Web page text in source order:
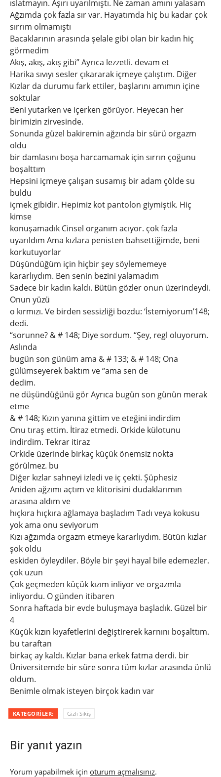
ıslatmayın. Aşırı uyarılmıştı. Ne zaman amını yalasam
Ağzımda çok fazla sır var. Hayatımda hiç bu kadar çok
sırrım olmamıştı
Bacaklarının arasında şelale gibi olan bir kadın hiç
görmedim
Akış, akış, akış gibi” Ayrıca lezzetli. devam et
Harika sıvıyı sesler çıkararak içmeye çalıştım. Diğer
Kızlar da durumu fark ettiler, başlarını amımın içine
soktular
Beni yutarken ve içerken görüyor. Heyecan her
birimizin zirvesinde.
Sonunda güzel bakiremin ağzında bir sürü orgazm
oldu
bir damlasını boşa harcamamak için sırrın çoğunu
boşalttım
Hepsini içmeye çalışan susamış bir adam çölde su
buldu
içmek gibidir. Hepimiz kot pantolon giymiştik. Hiç
kimse
konuşamadık Cinsel organım acıyor. çok fazla
uyarıldım Ama kızlara penisten bahsettiğimde, beni
korkutuyorlar
Düşündüğüm için hiçbir şey söylememeye
kararlıydım. Ben senin bezini yalamadım
Sadece bir kadın kaldı. Bütün gözler onun üzerindeydi.
Onun yüzü
o kırmızı. Ve birden sessizliği bozdu: ‘İstemiyorum’148;
dedi.
“sorunne? & # 148; Diye sordum. “Şey, regl oluyorum.
Aslında
bugün son günüm ama & # 133; & # 148; Ona
gülümseyerek baktım ve “ama sen de
dedim.
ne düşündüğünü gör Ayrıca bugün son günün merak
etme
& # 148; Kızın yanına gittim ve eteğini indirdim
Onu tıraş ettim. İtiraz etmedi. Orkide külotunu
indirdim. Tekrar itiraz
Orkide üzerinde birkaç küçük önemsiz nokta
görülmez. bu
Diğer kızlar sahneyi izledi ve iç çekti. Şüphesiz
Aniden ağzımı açtım ve klitorisini dudaklarımın
arasına aldım ve
hıçkıra hıçkıra ağlamaya başladım Tadı veya kokusu
yok ama onu seviyorum
Kızı ağzımda orgazm etmeye kararlıydım. Bütün kızlar
şok oldu
eskiden öyleydiler. Böyle bir şeyi hayal bile edemezler.
çok uzun
Çok geçmeden küçük kızım inliyor ve orgazmla
inliyordu. O günden itibaren
Sonra haftada bir evde buluşmaya başladık. Güzel bir
4
Küçük kızın kıyafetlerini değiştirerek karnını boşalttım.
bu taraftan
birkaç ay kaldı. Kızlar bana erkek fatma derdi. bir
Üniversitemde bir süre sonra tüm kızlar arasında ünlü
oldum.
Benimle olmak isteyen birçok kadın var
KATEGORILER: Gizli Sikiş
Bir yanıt yazın
Yorum yapabilmek için oturum açmalısınız.